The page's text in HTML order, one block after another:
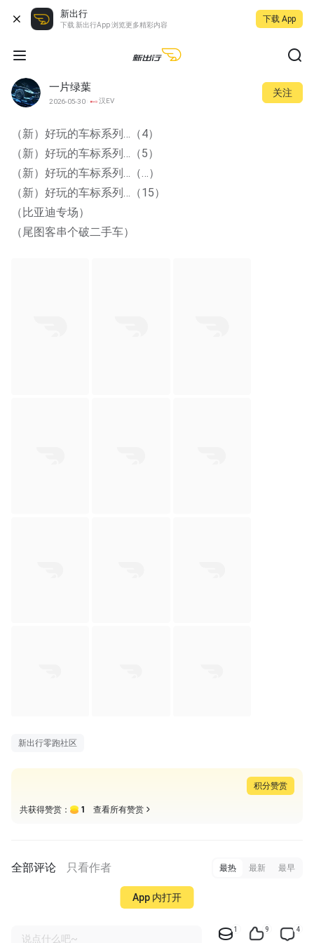
新出行
下载 新出行App 浏览更多精彩内容
下载 App
一片绿葉
2026-05-30 汉EV
关注
（新）好玩的车标系列…（4）
（新）好玩的车标系列…（5）
（新）好玩的车标系列…（…）
（新）好玩的车标系列…（15）
（比亚迪专场）
（尾图客串个破二手车）
新出行零跑社区
积分赞赏
共获得赞赏： 1 查看所有赞赏
全部评论 只看作者 最热 最新 最早
说点什么吧~
1 9 4
App 内打开